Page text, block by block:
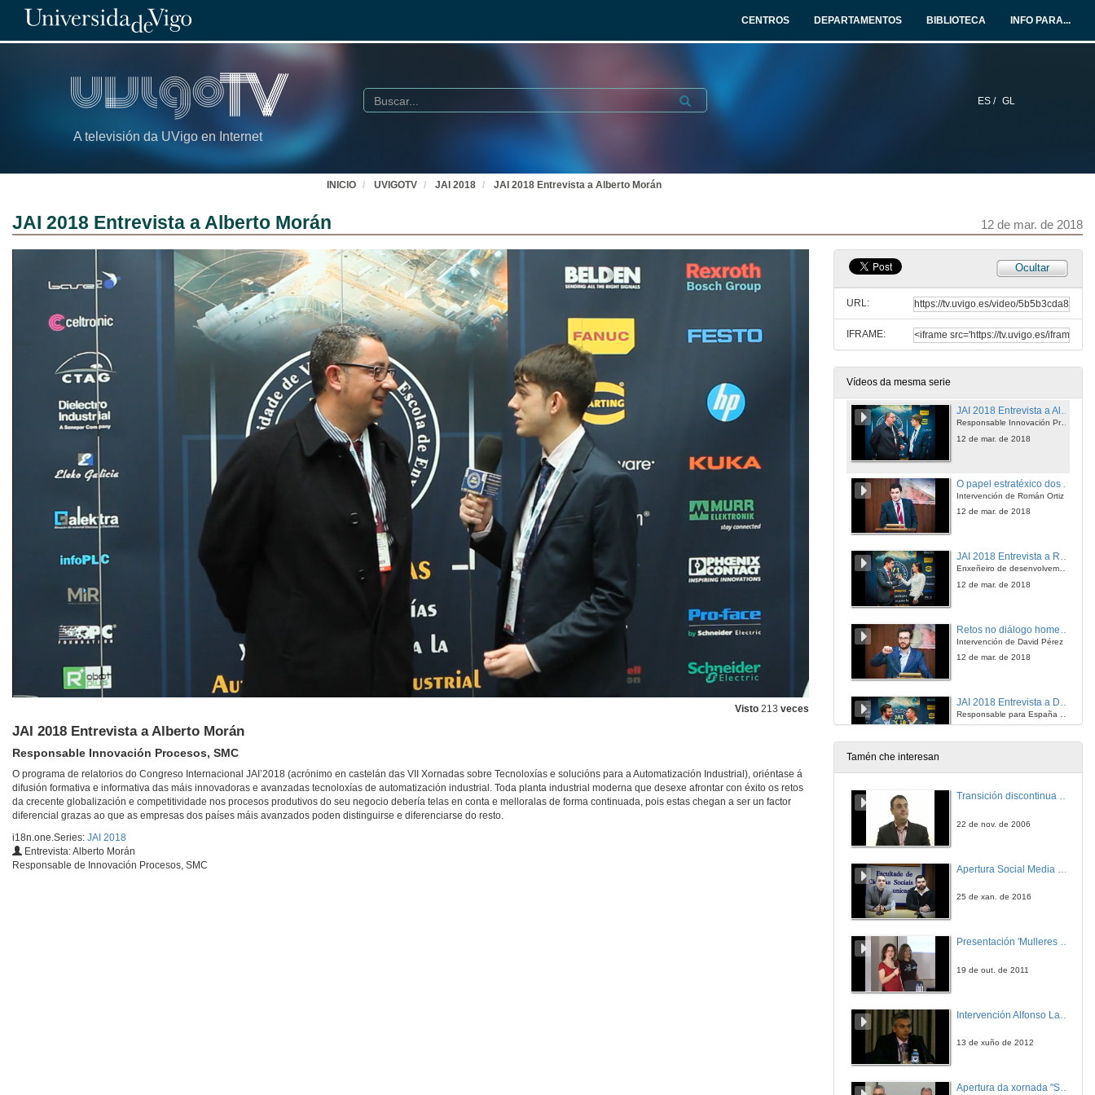
CENTROS DEPARTAMENTOS BIBLIOTECA INFO PARA...
A televisión da UVigo en Internet
ES / GL
Buscar Submit
INICIO UVIGOTV JAI 2018 JAI 2018 Entrevista a Alberto Morán
JAI 2018 Entrevista a Alberto Morán 12 de mar. de 2018
Visto 213 veces
JAI 2018 Entrevista a Alberto Morán
Responsable Innovación Procesos, SMC
O programa de relatorios do Congreso Internacional JAI’2018 (acrónimo en castelán das VII Xornadas sobre Tecnoloxías e solucións para a Automatización Industrial), oriéntase á
difusión formativa e informativa das máis innovadoras e avanzadas tecnoloxías de automatización industrial. Toda planta industrial moderna que desexe afrontar con éxito os retos
da crecente globalización e competitividade nos procesos produtivos do seu negocio debería telas en conta e melloralas de forma continuada, pois estas chegan a ser un factor
diferencial grazas ao que as empresas dos países máis avanzados poden distinguirse e diferenciarse do resto.
i18n.one.Series: JAI 2018
Entrevista: Alberto Morán
Responsable de Innovación Procesos, SMC
Ocultar
URL:
IFRAME:
Vídeos da mesma serie
Vantaxes da tecnoloxía 3D Multi Jet Fusion de HP
12 de mar. de 2018
Robots: Os Compañeiros de Traballo do Futuro - Quenda de Cuestións
Intervención de David Alonso
JAI 2018 Entrevista Fernando Sánchez e David Alonso
CEO de KUKA e Delegado comercial zona Noroeste
12 de mar. de 2018
JAI 2018 Entrevista a Alberto Morán
Responsable Innovación Procesos, SMC
12 de mar. de 2018
Intervención de Román Ortiz
12 de mar. de 2018
JAI 2018 Entrevista a Román Ortiz
Enxeñeiro de desenvolvemento de negocio, ASTI
12 de mar. de 2018
Intervención de David Pérez
12 de mar. de 2018
JAI 2018 Entrevista a David Perez
Responsable para España e Portugal, Pro-face by Schneider Electric
ISA (International Society of Automation) : Punto de encontro da comunidade de Automatización
12 de mar. de 2018
Tamén che interesan
Transición discontinua de partículas de microgel termosensible
22 de nov. de 2006
25 de xan. de 2016
Presentación 'Mulleres no software libre'
19 de out. de 2011
13 de xuño de 2012
Apertura da xornada "Smart-Energy, Smart-City"